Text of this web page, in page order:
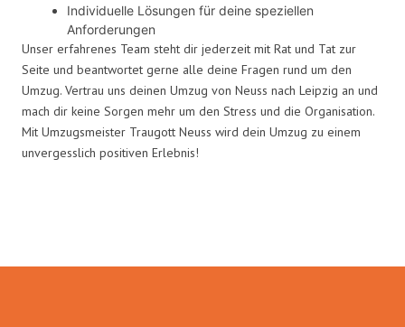
Individuelle Lösungen für deine speziellen
Anforderungen
Unser erfahrenes Team steht dir jederzeit mit Rat und Tat zur
Seite und beantwortet gerne alle deine Fragen rund um den
Umzug. Vertrau uns deinen Umzug von Neuss nach Leipzig an und
mach dir keine Sorgen mehr um den Stress und die Organisation.
Mit Umzugsmeister Traugott Neuss wird dein Umzug zu einem
unvergesslich positiven Erlebnis!